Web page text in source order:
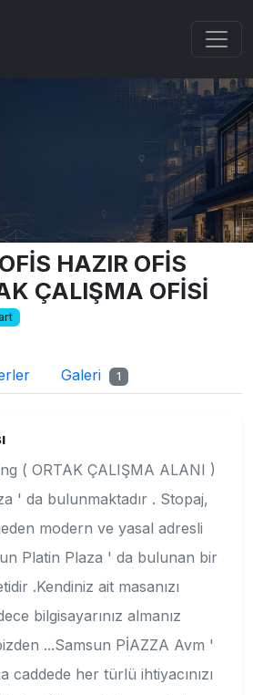
HAZIR OFİS
ÇALIŞMA OFİSİ
Galeri 1
( ORTAK ÇALIŞMA ALANI )
' da bulunmaktadır . Stopaj,
modern ve yasal adresli
Platin Plaza ' da bulunan bir
.Kendiniz ait masanızı
bilgisayarınız almanız
...Samsun PİAZZA Avm '
caddede her türlü ihtiyacınızı